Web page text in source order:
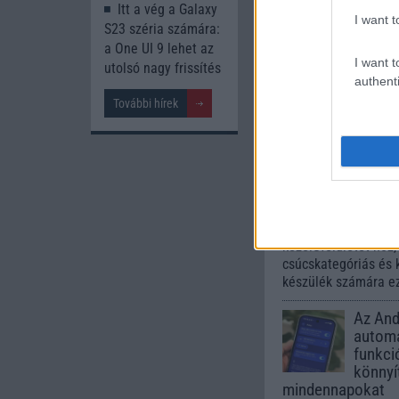
I want
I want
112.000
One
lista
A One UI 9
kezelőfelületet
csúcskategóriás és
készülék számára
Az
mindennapokat
Itt a vég a Galaxy
S23 széria számára:
a One UI 9 lehet az
utolsó nagy frissítés
További hírek